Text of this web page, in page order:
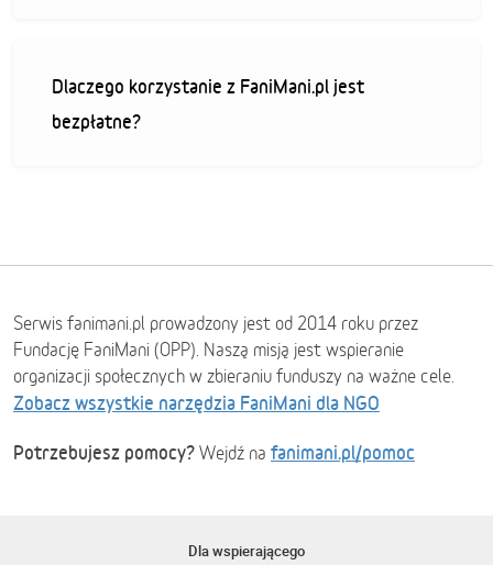
Dlaczego korzystanie z FaniMani.pl jest
bezpłatne?
Serwis fanimani.pl prowadzony jest od 2014 roku przez
Fundację FaniMani (OPP). Naszą misją jest wspieranie
organizacji społecznych w zbieraniu funduszy na ważne cele.
Zobacz wszystkie narzędzia FaniMani dla NGO
Potrzebujesz pomocy? Wejdź na fanimani.pl/pomoc
Dla wspierającego